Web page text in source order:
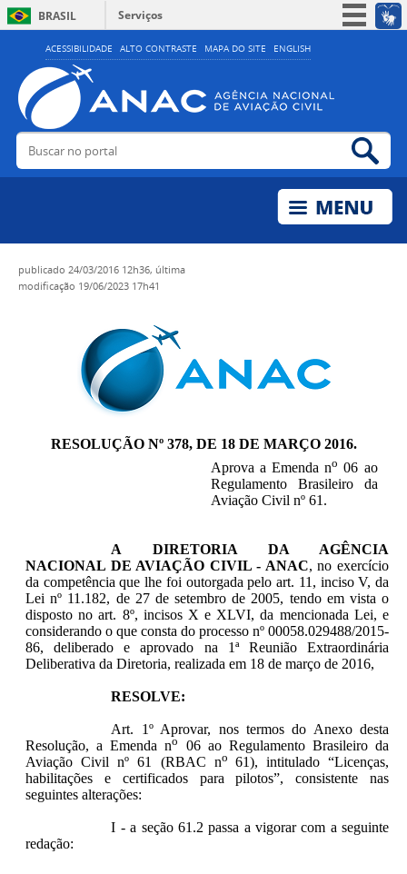
ACESSIBILIDADE ALTO CONTRASTE MAPA DO SITE ENGLISH
BRASIL
Serviços
Simplifique!
Acesso à informação
Legislação
Buscar no portal
publicado 24/03/2016 12h36, última
modificação 19/06/2023 17h41
RESOLUÇÃO Nº 378, DE 18 DE MARÇO 2016.
Aprova a Emenda no 06 ao
Regulamento Brasileiro da
Aviação Civil nº 61.
A DIRETORIA DA AGÊNCIA
NACIONAL DE AVIAÇÃO CIVIL - ANAC, no exercício
da competência que lhe foi outorgada pelo art. 11, inciso V, da
Lei nº 11.182, de 27 de setembro de 2005, tendo em vista o
disposto no art. 8º, incisos X e XLVI, da mencionada Lei, e
considerando o que consta do processo nº 00058.029488/2015-
86, deliberado e aprovado na 1ª Reunião Extraordinária
Deliberativa da Diretoria, realizada em 18 de março de 2016,
RESOLVE:
Art. 1º Aprovar, nos termos do Anexo desta
Resolução, a Emenda no
06 ao Regulamento Brasileiro da
Aviação Civil nº 61 (RBAC no 61), intitulado “Licenças,
habilitações e certificados para pilotos”, consistente nas
seguintes alterações:
I - a seção 61.2 passa a vigorar com a seguinte
redação: